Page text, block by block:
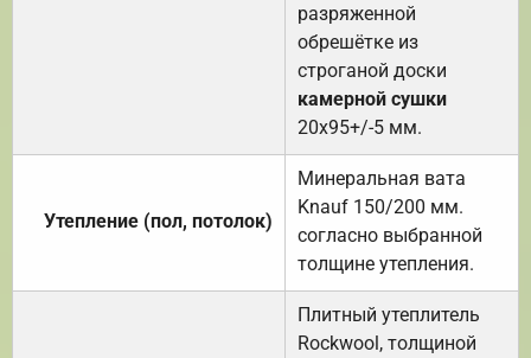
разряженной
обрешётке из
строганой доски
камерной сушки
20х95+/-5 мм.
Утепление (пол, потолок)
Минеральная вата
Knauf 150/200 мм.
согласно выбранной
толщине утепления.
Плитный утеплитель
Rockwool, толщиной